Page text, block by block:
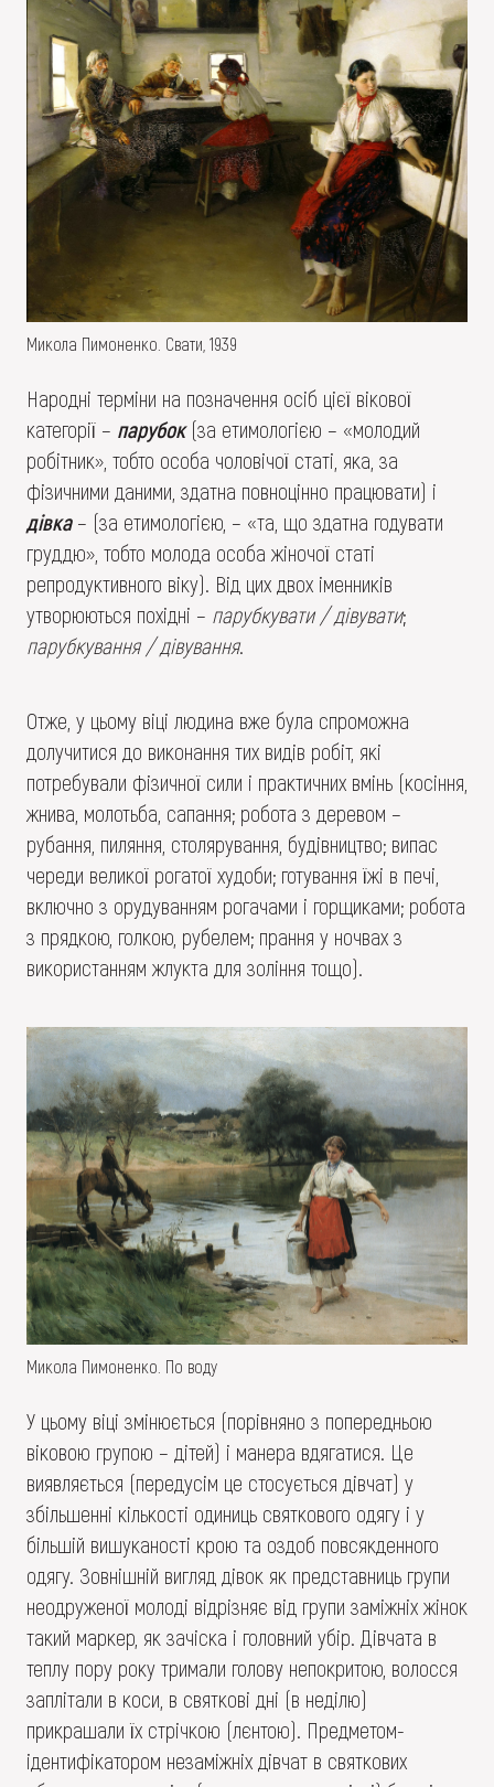
Микола Пимоненко. Свати, 1939
Народні терміни на позначення осіб цієї вікової
категорії – парубок(за етимологією – «молодий
робітник», тобто особа чоловічої статі, яка, за
фізичними даними, здатна повноцінно працювати) і
дівка– (за етимологією, – «та, що здатна годувати
груддю», тобто молода особа жіночої статі
репродуктивного віку). Від цих двох іменників
утворюються похідні – парубкувати / дівувати;
парубкування / дівування.
Отже, у цьому віці людина вже була спроможна
долучитися до виконання тих видів робіт, які
потребували фізичної сили і практичних вмінь (косіння,
жнива, молотьба, сапання; робота з деревом –
рубання, пиляння, столярування, будівництво; випас
череди великої рогатої худоби; готування їжі в печі,
включно з орудуванням рогачами і горщиками; робота
з прядкою, голкою, рубелем; прання у ночвах з
використанням жлукта для зоління тощо).
Микола Пимоненко. По воду
У цьому віці змінюється (порівняно з попередньою
віковою групою – дітей) і манера вдягатися. Це
виявляється (передусім це стосується дівчат) у
збільшенні кількості одиниць святкового одягу і у
більшій вишуканості крою та оздоб повсякденного
одягу. Зовнішній вигляд дівок як представниць групи
неодруженої молоді відрізняє від групи заміжніх жінок
такий маркер, як зачіска і головний убір. Дівчата в
теплу пору року тримали голову непокритою, волосся
заплітали в коси, в святкові дні (в неділю)
прикрашали їх стрічкою (лєнтою). Предметом-
ідентифікатором незаміжніх дівчат в святкових